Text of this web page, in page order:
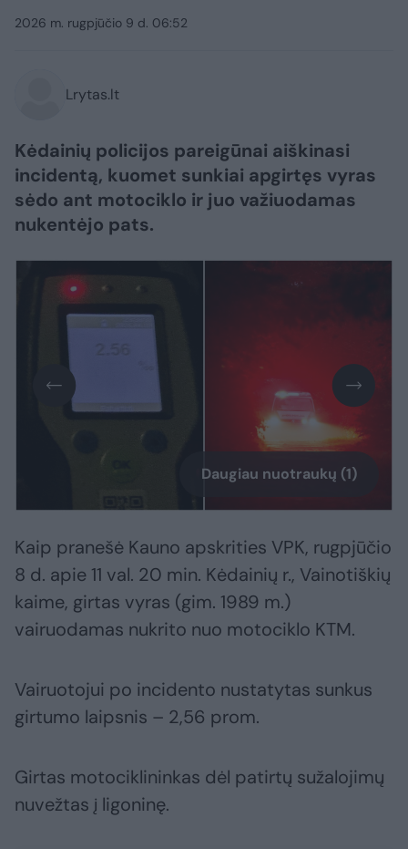
2026 m. rugpjūčio 9 d. 06:52
Lrytas.lt
Kėdainių policijos pareigūnai aiškinasi
incidentą, kuomet sunkiai apgirtęs vyras
sėdo ant motociklo ir juo važiuodamas
nukentėjo pats.
Daugiau nuotraukų (1)
Kaip pranešė Kauno apskrities VPK, rugpjūčio
8 d. apie 11 val. 20 min. Kėdainių r., Vainotiškių
kaime, girtas vyras (gim. 1989 m.)
vairuodamas nukrito nuo motociklo KTM.
Vairuotojui po incidento nustatytas sunkus
girtumo laipsnis – 2,56 prom.
Girtas motociklininkas dėl patirtų sužalojimų
nuvežtas į ligoninę.